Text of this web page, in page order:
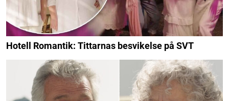
Hotell Romantik: Tittarnas besvikelse på SVT